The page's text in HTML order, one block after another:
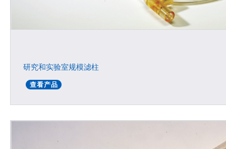
研究和实验室规模滤柱
查看产品